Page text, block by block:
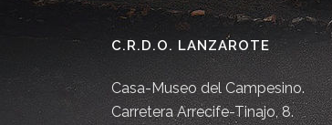
C.R.D.O. LANZAROTE
Casa-Museo del Campesino.
Carretera Arrecife-Tinajo, 8.